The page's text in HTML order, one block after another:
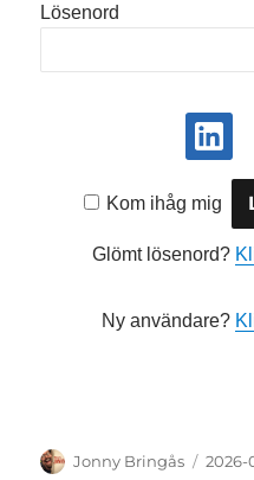
Lösenord
Kom ihåg mig
Glömt lösenord?
Ny användare?
Författare
Jonny Bringås 2026-